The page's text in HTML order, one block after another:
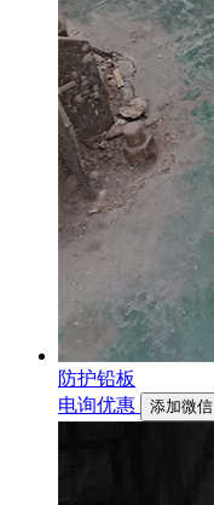
防护铅板
电询优惠
添加微信